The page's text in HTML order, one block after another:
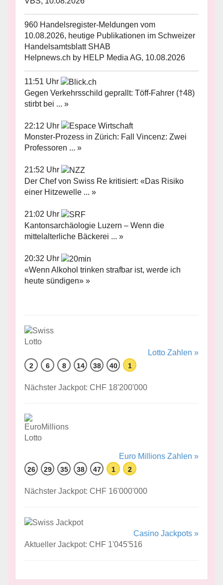
960 Handelsregister-Meldungen vom
10.08.2026, heutige Publikationen im Schweizer
Handelsamtsblatt SHAB
Helpnews.ch by HELP Media AG, 10.08.2026
11:51 Uhr
Gegen Verkehrsschild geprallt: Töff-Fahrer (†48)
stirbt bei ... »
22:12 Uhr
Monster-Prozess in Zürich: Fall Vincenz: Zwei
Professoren ... »
21:52 Uhr
Der Chef von Swiss Re kritisiert: «Das Risiko
einer Hitzewelle ... »
21:02 Uhr
Kantonsarchäologie Luzern – Wenn die
mittelalterliche Bäckerei ... »
20:32 Uhr
«Wenn Alkohol trinken strafbar ist, werde ich
heute sündigen» »
Lotto Zahlen »
2 6 8 14 38 40 1
Nächster Jackpot: CHF 18'200'000
Euro Millions Zahlen »
26 29 35 38 47 1 2
Nächster Jackpot: CHF 16'000'000
Casino Jackpots »
Aktueller Jackpot: CHF 1'045'516